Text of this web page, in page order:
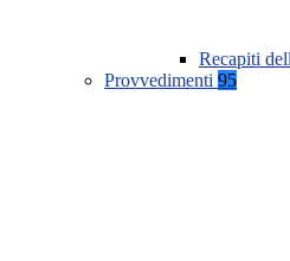
Recapiti
Provvedimenti 95